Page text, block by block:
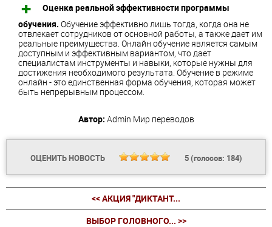
Оценка реальной эффективности программы
обучения. Обучение эффективно лишь тогда, когда она не
отвлекает сотрудников от основной работы, а также дает им
реальные преимущества. Онлайн обучение является самым
доступным и эффективным вариантом, что дает
специалистам инструменты и навыки, которые нужны для
достижения необходимого результата. Обучение в режиме
онлайн - это единственная форма обучения, которая может
быть непрерывным процессом.
Автор: Admin Мир переводов
ОЦЕНИТЬ НОВОСТЬ 5(голосов: 184)
<< АКЦИЯ "ДИКТАНТ...
ВЫБОР ГОЛОВНОГО... >>